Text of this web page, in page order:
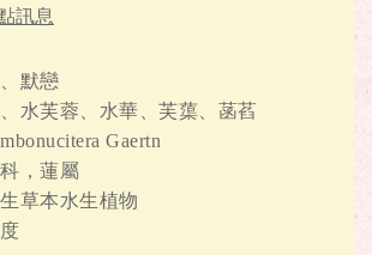
訊息
默戀
、水芙蓉、水華、芙蕖、菡萏
Gaertn
，蓮屬
草本水生植物